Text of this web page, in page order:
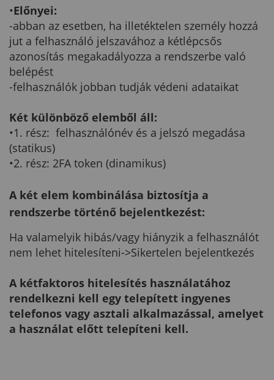
•Előnyei:
-abban az esetben, ha illetéktelen személy hozzá
jut a felhasználó jelszavához a kétlépcsős
azonosítás megakadályozza a rendszerbe való
belépést
-felhasználók jobban tudják védeni adataikat
Két különböző elemből áll:
•1. rész: felhasználónév és a jelszó megadása
(statikus)
•2. rész: 2FA token (dinamikus)
A két elem kombinálása biztosítja a
rendszerbe történő bejelentkezést:
Ha valamelyik hibás/vagy hiányzik a felhasználót
nem lehet hitelesíteni->Sikertelen bejelentkezés
A kétfaktoros hitelesítés használatához
rendelkezni kell egy telepített ingyenes
telefonos vagy asztali alkalmazással, amelyet
a használat előtt telepíteni kell.